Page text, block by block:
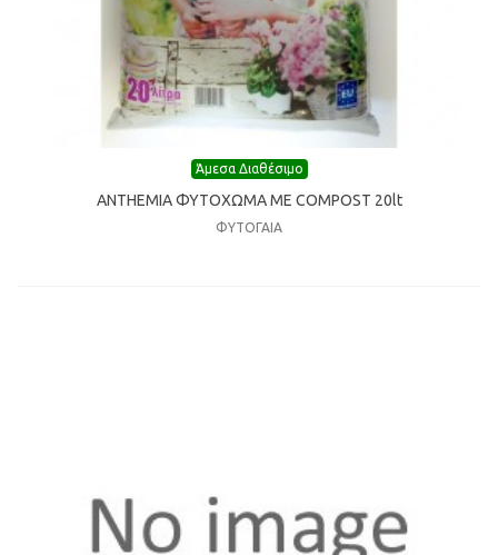
Άμεσα Διαθέσιμο
ANTHEMIA ΦΥΤΟΧΩΜΑ ΜΕ COMPOST 20lt
ΦΥΤΟΓΑΙΑ